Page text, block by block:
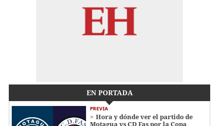
EN PORTADA
PREVIA
Hora y dónde ver el partido de
Motagua vs CD Fas por la Copa